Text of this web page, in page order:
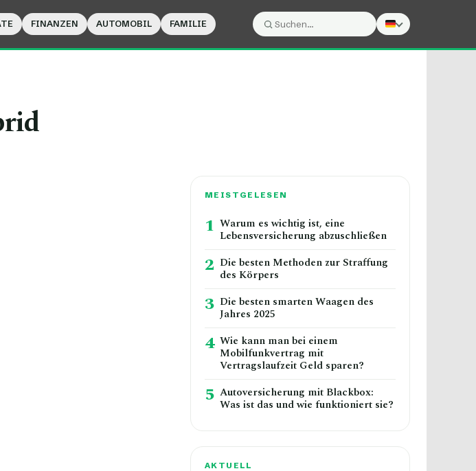
FINANZEN AUTOMOBIL FAMILIE
Suche:
MEISTGELESEN
1 Warum es wichtig ist, eine
Lebensversicherung abzuschließen
2 Die besten Methoden zur Straffung
des Körpers
3 Die besten smarten Waagen des
Jahres 2025
4 Wie kann man bei einem
Mobilfunkvertrag mit
Vertragslaufzeit Geld sparen?
5 Autoversicherung mit Blackbox:
Was ist das und wie funktioniert sie?
AKTUELL